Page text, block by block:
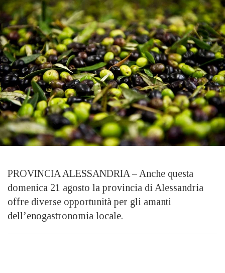
PROVINCIA ALESSANDRIA – Anche questa
domenica 21 agosto la provincia di Alessandria
offre diverse opportunità per gli amanti
dell’enogastronomia locale.